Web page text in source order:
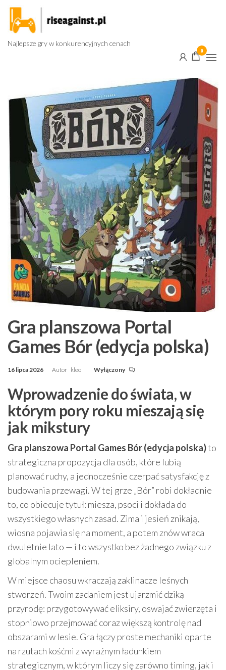
Przejdź
treści
Najlepsze gry w konkurencyjnych cenach
0
Gra planszowa Portal
Games Bór (edycja polska)
16 lipca 2026 Autor kleo Wyłączony
Wprowadzenie do świata, w
którym pory roku mieszają się
jak mikstury
Gra planszowa Portal Games Bór (edycja polska)to
strategiczna propozycja dla osób, które lubią
planować ruchy, a jednocześnie czerpać satysfakcję z
budowania przewagi. W tej grze „Bór” robi dokładnie
to, co obiecuje tytuł: miesza, psoci i dokłada do
wszystkiego własnych zasad. Zima i jesień znikają,
wiosna pojawia się na moment, a potem znów wraca
dwuletnie lato — i to wszystko bez żadnego związku z
globalnym ociepleniem.
W miejsce chaosu wkraczają zaklinacze leśnych
stworzeń. Twoim zadaniem jest ujarzmić dziką
przyrodę: przygotowywać eliksiry, oswajać zwierzęta i
stopniowo przejmować coraz większą kontrolę nad
obszarami w lesie. Gra łączy proste mechaniki oparte
na rzutach kośćmi z wyraźnym ładunkiem
strategicznym, w którym liczy się zarówno timing, jak i